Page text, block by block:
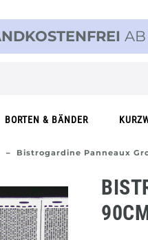
BORTEN & BÄNDER
Bistrogardine Panneaux
0CM